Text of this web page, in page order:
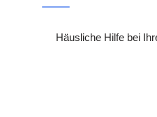
Häusliche Hilfe bei